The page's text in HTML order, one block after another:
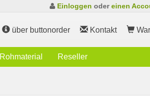
Einloggen odereinen
über buttonorder Kontakt
Reseller